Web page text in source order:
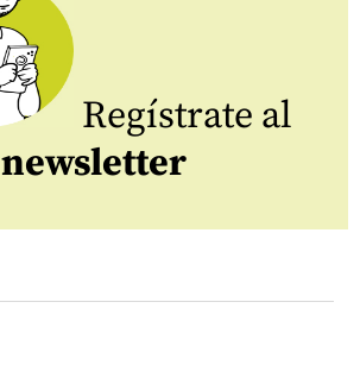
Regístrate al
newsletter